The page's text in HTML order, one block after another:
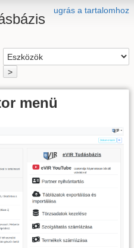
ugrás a tartalomhoz
>
menü